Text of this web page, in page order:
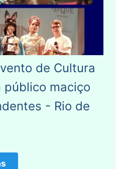
de Cultura
público maciço
- Rio de